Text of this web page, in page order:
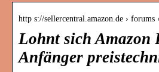
http s://sellercentral.amazon.de ›
Lohnt sich Amazon
Anfänger